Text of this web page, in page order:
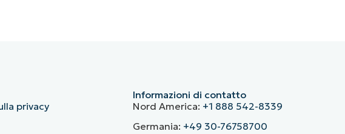
privacy
Informazioni di contatto
Nord America: +1 888 542-8339
Germania: +49 30-76758700